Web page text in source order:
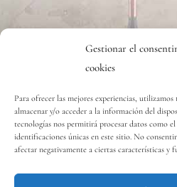
Gestionar el
cookies
Para ofrecer las mejores experiencias,
almacenar y/o acceder a la información del
tecnologías nos permitirá procesar datos como
identificaciones únicas en este sitio. No
afectar negativamente a ciertas características y
Contacto
Copyright © 2020